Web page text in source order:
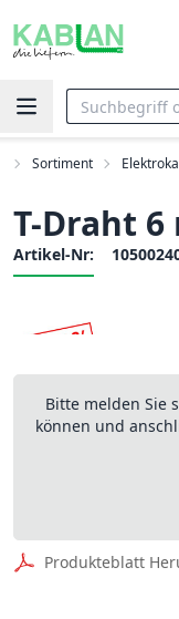
Sortiment
T-Draht 6
Artikel-Nr:
Bitte melden Sie
können und
Produkteblatt